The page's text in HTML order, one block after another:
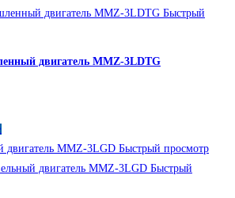
Быстрый
двигатель MMZ-3LDTG
Быстрый просмотр
Быстрый